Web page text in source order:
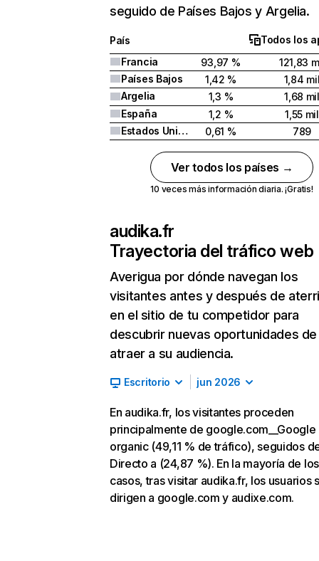
seguido de Países Bajos y Argelia.
País
Todos los
Francia
93,97 %
121,83
Países Bajos
1,42 %
1,84
Argelia
1,3 %
1,68 mil
España
1,2 %
1,55 mil
Estados Unidos
0,61 % 789
Ver todos los países →
10 veces más información diaria. ¡Gratis!
audika.fr
Trayectoria del tráfico web
Averigua por dónde navegan los
visitantes antes y después de
en el sitio de tu competidor para
descubrir nuevas oportunidades de
atraer a su audiencia.
Escritorio jun 2026
En audika.fr, los visitantes proceden
principalmente de google.com__Google
organic (49,11 % de tráfico), seguidos
Directo a (24,87 %). En la mayoría de los
casos, tras visitar audika.fr, los usuarios
dirigen a google.com y audixe.com.